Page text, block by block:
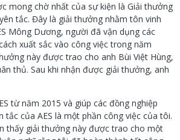
mong chờ nhất của sự kiện là Giải thưởng
tắc. Đây là giải thưởng nhằm tôn vinh
Mông Dương, người đã vận dụng các
xuất sắc vào công việc trong năm
này được trao cho anh Bùi Việt Hùng,
thủ. Sau khi nhận được giải thưởng, anh
từ năm 2015 và giúp các đồng nghiệp
tắc của AES là một phần công việc của tôi.
thấy giải thưởng này được trao cho một